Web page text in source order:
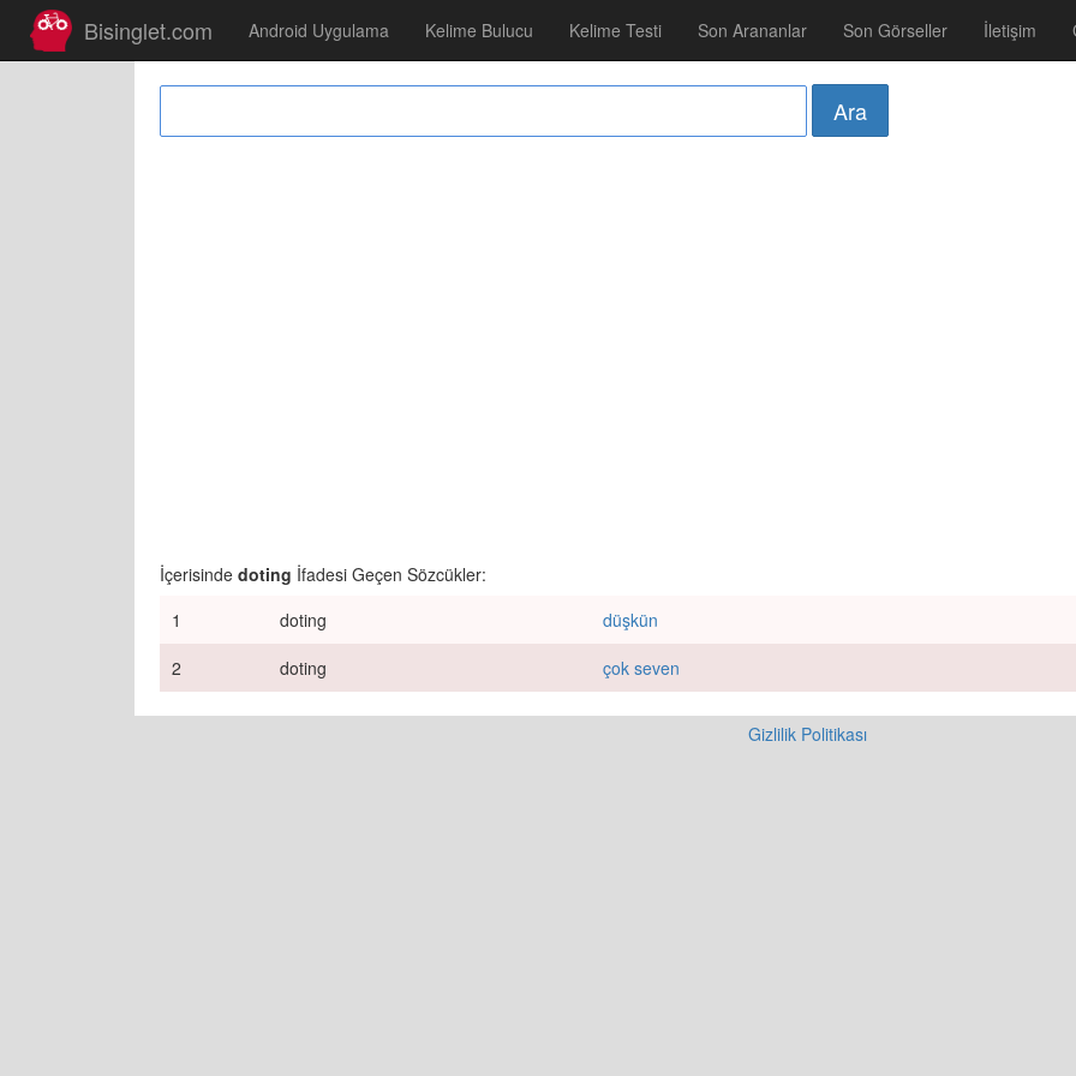
Bisinglet.com Android Uygulama Kelime Bulucu Kelime Testi Son Arananlar Son Görseller İletişim
İçerisinde doting İfadesi Geçen Sözcükler:
1
doting
düşkün
2
doting çok seven
Gizlilik Politikası